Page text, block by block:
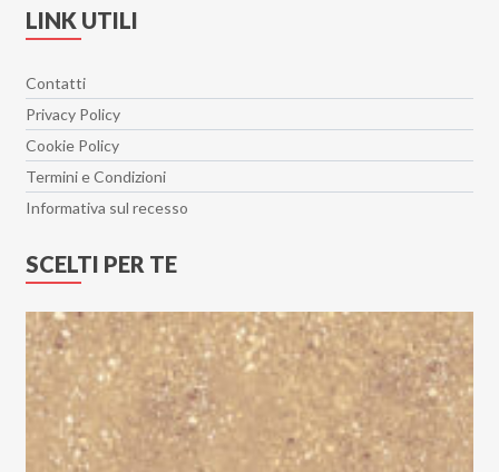
LINK UTILI
Contatti
Privacy Policy
Cookie Policy
Termini e Condizioni
Informativa sul recesso
SCELTI PER TE